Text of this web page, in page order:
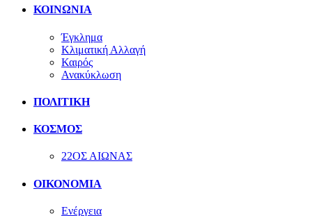
ΚΟΙΝΩΝΙΑ
Έγκλημα
Κλιματική Αλλαγή
Καιρός
Ανακύκλωση
ΠΟΛΙΤΙΚΗ
ΚΟΣΜΟΣ
22ΟΣ ΑΙΩΝΑΣ
ΟΙΚΟΝΟΜΙΑ
Ενέργεια